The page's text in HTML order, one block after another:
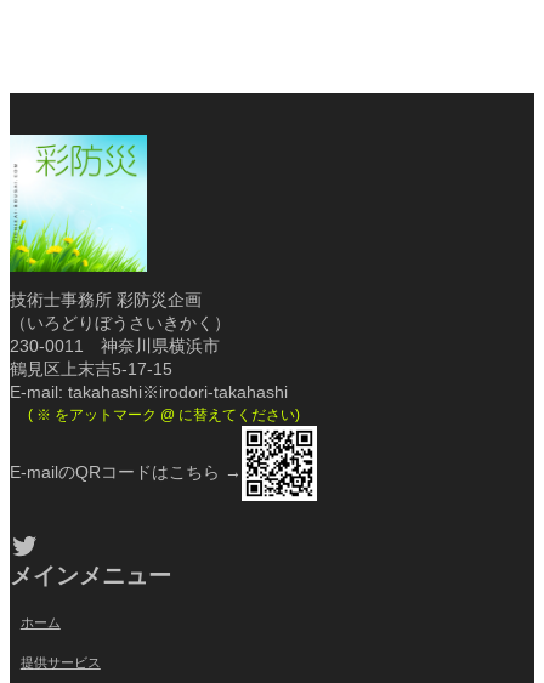
技術士事務所 彩防災企画
（いろどりぼうさいきかく）
230-0011 神奈川県横浜市
鶴見区上末吉5-17-15
E-mail: takahashi※irodori-takahashi
( ※ をアットマーク @ に替えてください)
E-mailのQRコードはこちら →
Twitter
メインメニュー
ホーム
提供サービス